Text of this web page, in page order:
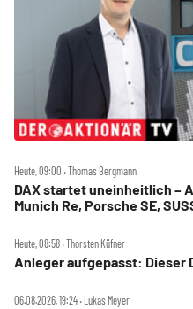
Heute, 09:00 ‧ Thomas Bergmann
DAX startet uneinheitlich –
Munich Re, Porsche SE,
Heute, 08:58 ‧ Thorsten Küfner
Anleger aufgepasst: Dieser
06.08.2026, 19:24 ‧ Lukas Meyer